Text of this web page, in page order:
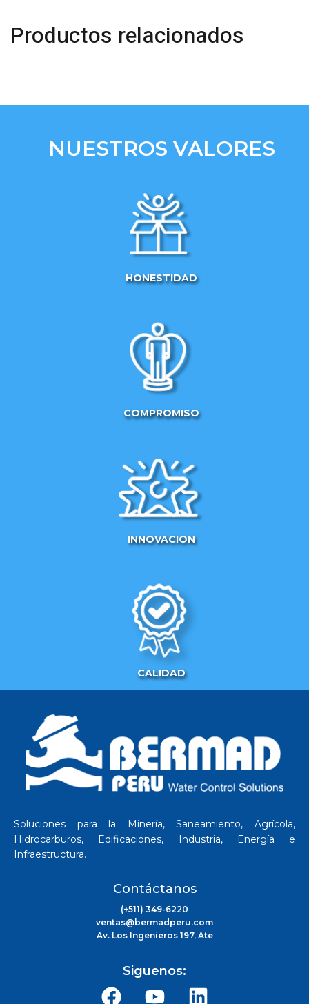
Productos relacionados
NUESTROS VALORES
HONESTIDAD
COMPROMISO
INNOVACION
CALIDAD
Soluciones para la Minería, Saneamiento, Agrícola,
Hidrocarburos, Edificaciones, Industria, Energía e
Infraestructura.
Contáctanos
(+511) 349-6220
ventas@bermadperu.com
Av. Los Ingenieros 197, Ate
Siguenos: